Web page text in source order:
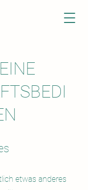
etwas anderes